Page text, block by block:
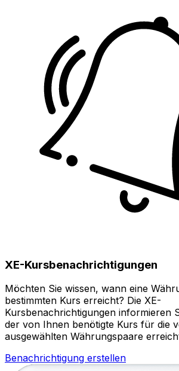
XE-Kursbenachrichtigungen
Möchten Sie wissen, wann eine
bestimmten Kurs erreicht? Die XE-
Kursbenachrichtigungen informieren
der von Ihnen benötigte Kurs für die
ausgewählten Währungspaare
Benachrichtigung erstellen